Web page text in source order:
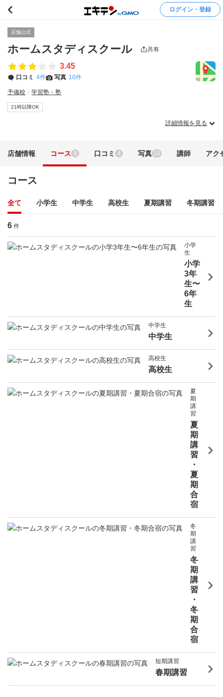
ログイン・登録
店舗公式
ホームスタディスクール 共有
3.45
口コミ 4件 写真 10件
予備校 学習塾・塾
21時以降OK
詳細情報を見る
店舗情報 コース 6 口コミ 4 写真 10 講師 アク
コース
全て 小学生 中学生 高校生 夏期講習 冬期講習
6 件
小学
生
小学
3年
生〜
6年
生
中学生
中学生
高校生
高校生
夏
期
講
習
夏
期
講
習
・
夏
期
合
宿
冬
期
講
習
冬
期
講
習
・
冬
期
合
宿
短期講習
春期講習